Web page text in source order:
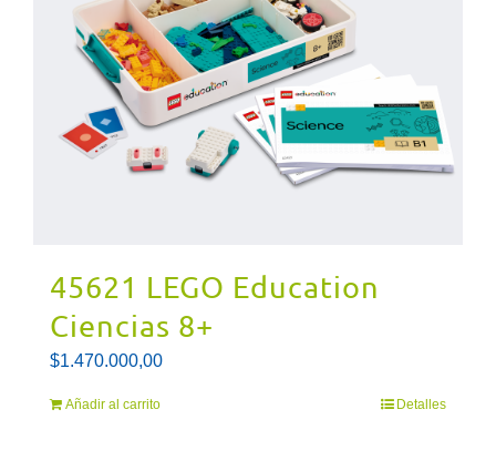
45621 LEGO Education
Ciencias 8+
$1.470.000,00
Añadir al carrito Detalles